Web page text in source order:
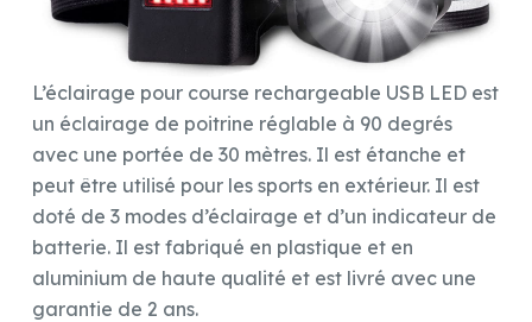
L’éclairage pour course rechargeable USB LED est
un éclairage de poitrine réglable à 90 degrés
avec une portée de 30 mètres. Il est étanche et
peut être utilisé pour les sports en extérieur. Il est
doté de 3 modes d’éclairage et d’un indicateur de
batterie. Il est fabriqué en plastique et en
aluminium de haute qualité et est livré avec une
garantie de 2 ans.